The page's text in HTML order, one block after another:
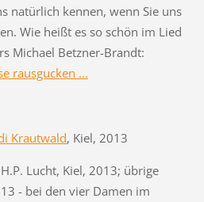
natürlich kennen, wenn Sie uns
Wie heißt es so schön im Lied
Michael Betzner-Brandt:
rausgucken ...
Krautwald, Kiel, 2013
Lucht, Kiel, 2013; übrige
- bei den vier Damen im